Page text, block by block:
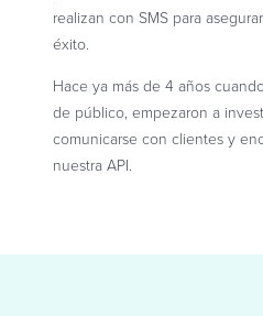
realizan con SMS para
éxito.
Hace ya más de 4 años
de público, empezaron a
comunicarse con clientes y
nuestra API.